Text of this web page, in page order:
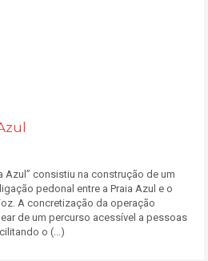
Azul” consistiu na construção de um
pedonal entre a Praia Azul e o
A concretização da operação
de um percurso acessível a pessoas
o (...)